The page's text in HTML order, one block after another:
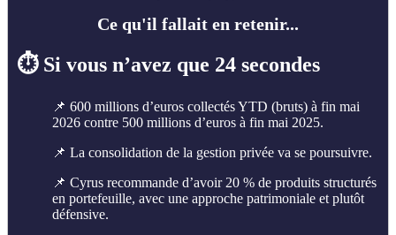
Ce qu'il fallait en retenir...
⏱️ Si vous n’avez que 24 secondes
📌 600 millions d’euros collectés YTD (bruts) à fin mai
2026 contre 500 millions d’euros à fin mai 2025.
📌 La consolidation de la gestion privée va se poursuivre.
📌 Cyrus recommande d’avoir 20 % de produits structurés
en portefeuille, avec une approche patrimoniale et plutôt
défensive.